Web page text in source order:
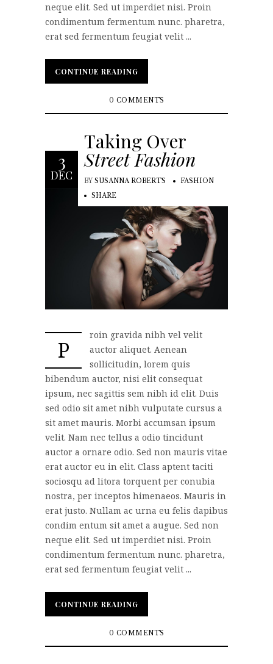
neque elit. Sed ut imperdiet nisi. Proin
condimentum fermentum nunc. pharetra,
erat sed fermentum feugiat velit ...
CONTINUE READING
CONTINUE READING
0 COMMENTS
3
DEC
Taking Over
Street Fashion
BY SUSANNA ROBERTS
FASHION
SHARE
P
roin gravida nibh vel velit
auctor aliquet. Aenean
sollicitudin, lorem quis
bibendum auctor, nisi elit consequat
ipsum, nec sagittis sem nibh id elit. Duis
sed odio sit amet nibh vulputate cursus a
sit amet mauris. Morbi accumsan ipsum
velit. Nam nec tellus a odio tincidunt
auctor a ornare odio. Sed non mauris vitae
erat auctor eu in elit. Class aptent taciti
sociosqu ad litora torquent per conubia
nostra, per inceptos himenaeos. Mauris in
erat justo. Nullam ac urna eu felis dapibus
condim entum sit amet a augue. Sed non
neque elit. Sed ut imperdiet nisi. Proin
condimentum fermentum nunc. pharetra,
erat sed fermentum feugiat velit ...
CONTINUE READING
CONTINUE READING
0 COMMENTS